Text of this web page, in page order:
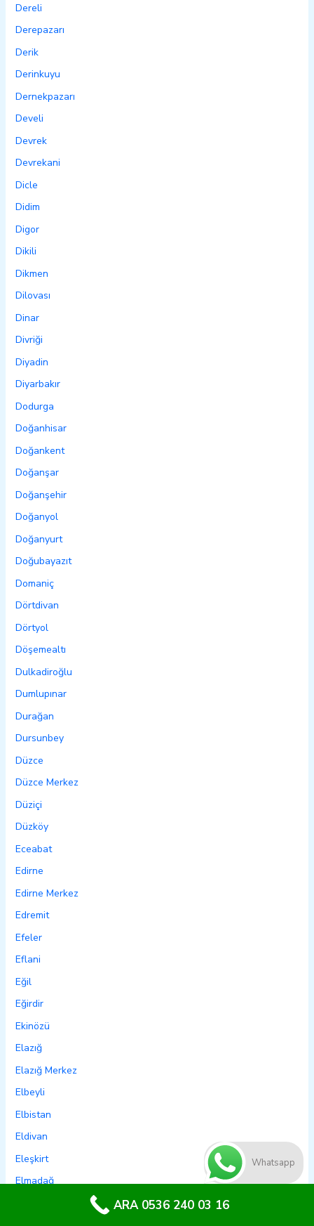
Dereli
Derepazarı
Derik
Derinkuyu
Dernekpazarı
Develi
Devrek
Devrekani
Dicle
Didim
Digor
Dikili
Dikmen
Dilovası
Dinar
Divriği
Diyadin
Diyarbakır
Dodurga
Doğanhisar
Doğankent
Doğanşar
Doğanşehir
Doğanyol
Doğanyurt
Doğubayazıt
Domaniç
Dörtdivan
Dörtyol
Döşemealtı
Dulkadiroğlu
Dumlupınar
Durağan
Dursunbey
Düzce
Düzce Merkez
Düziçi
Düzköy
Eceabat
Edirne
Edirne Merkez
Edremit
Efeler
Eflani
Eğil
Eğirdir
Ekinözü
Elazığ
Elazığ Merkez
Elbeyli
Elbistan
Eldivan
Eleşkirt
Elmadağ
Whatsapp
ARA 0536 240 03 16